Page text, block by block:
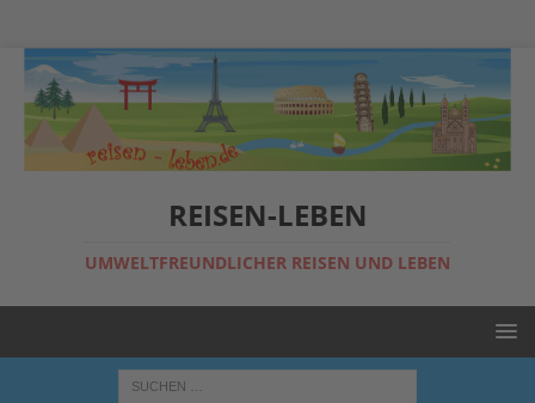
REISEN-LEBEN
UMWELTFREUNDLICHER REISEN UND LEBEN